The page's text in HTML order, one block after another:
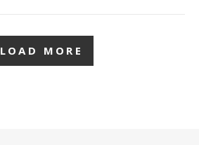
LOAD MORE